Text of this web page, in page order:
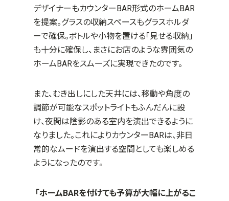
デザイナーもカウンターBAR形式のホームBAR
を提案。グラスの収納スペースもグラスホルダ
ーで確保。ボトルや小物を置ける「見せる収納」
も十分に確保し、まさにお店のような雰囲気の
ホームBARをスムーズに実現できたのです。
また、むき出しにした天井には、移動や角度の
調節が可能なスポットライトもふんだんに設
け、夜間は陰影のある室内を演出できるように
なりました。これによりカウンターBARは、非日
常的なムードを演出する空間としても楽しめる
ようになったのです。
「ホームBARを付けても予算が大幅に上がるこ